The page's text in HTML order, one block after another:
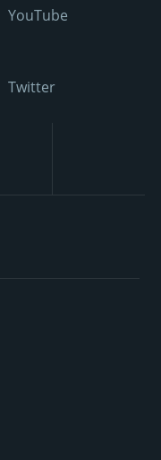
YouTube
Twitter